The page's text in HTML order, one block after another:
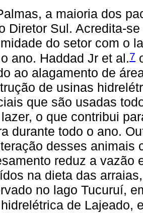
a maioria dos
Diretor Sul. Acredita-
do setor com o
ano. Haddad Jr et al.7
ao alagamento de
de usinas
que são usadas
o que contribui
durante todo o ano.
desses animais
reduz a vazão
na dieta das
no lago Tucuruí,
de Lajeado,